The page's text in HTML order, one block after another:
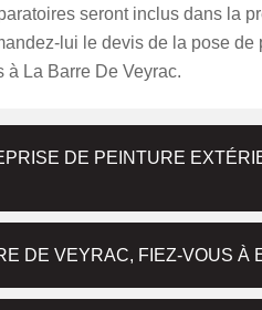
seront inclus dans la
lui le devis de la pose de
à La Barre De Veyrac.
DE PEINTURE
DE VEYRAC, FIEZ-VOUS À